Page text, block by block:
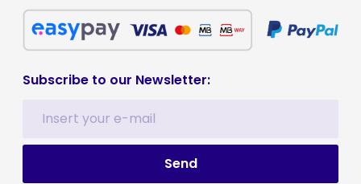
Subscribe to our Newsletter: